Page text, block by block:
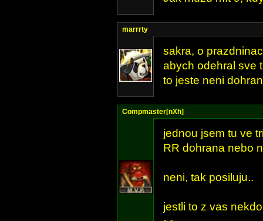
marrrty
sakra, o
abych odehral sve
to jeste neni
Compmaster[nXh]
jednou jsem tu ve
RR dohrana nebo
neni, tak posiluju..
jestli to z vas